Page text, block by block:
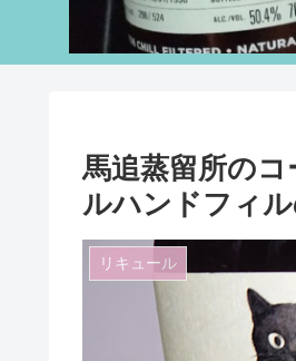
馬追蒸留所の
ルハンドフィ
リキュール